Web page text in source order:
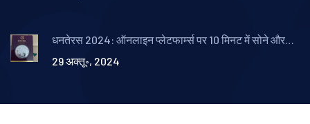
धनतेरस 2024: ऑनलाइन प्लेटफार्म्स पर 10 मिनट में सोने और
29 अक्तू॰, 2024